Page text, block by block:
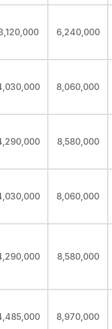
6,240,000
8,060,000
8,580,000
8,060,000
8,580,000
8,970,000